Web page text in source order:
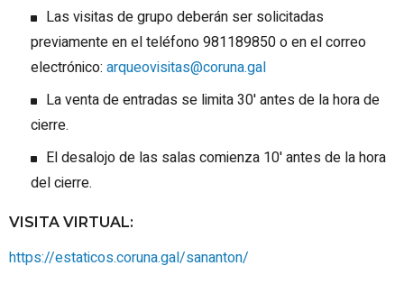
Las visitas de grupo deberán ser solicitadas
previamente en el teléfono 981189850 o en el correo
electrónico: arqueovisitas@coruna.gal
La venta de entradas se limita 30' antes de la hora de
cierre.
El desalojo de las salas comienza 10' antes de la hora
del cierre.
VISITA VIRTUAL:
https://estaticos.coruna.gal/sananton/